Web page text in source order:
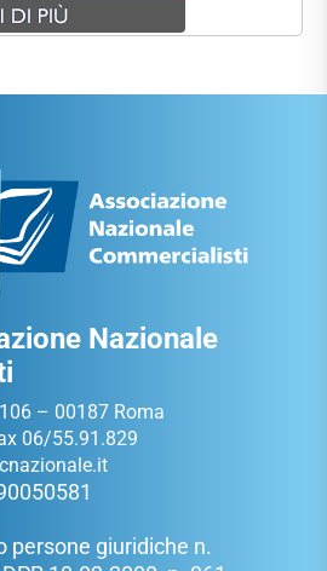
Nazionale
– 00187 Roma
06/55.91.829
persone giuridiche n.